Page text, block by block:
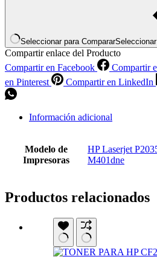
Seleccionar para Comparar
Compartir enlace del Producto
Compartir en Facebook
Compartir
en Pinterest
Compartir en LinkedIn
Información adicional
Modelo de
Impresoras
HP Laserjet
M401dne
Productos relacionados